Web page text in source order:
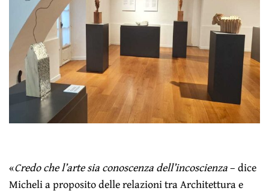
«Credo che l’arte sia conoscenza dell’incoscienza– dice
Micheli a proposito delle relazioni tra Architettura e